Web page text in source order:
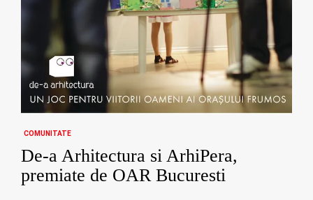
COMUNITATE
De-a Arhitectura si ArhiPera,
premiate de OAR Bucuresti